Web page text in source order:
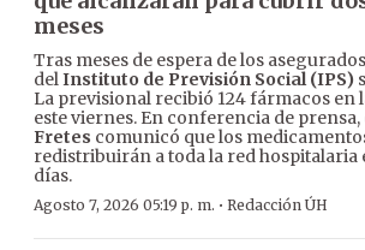
meses
Tras meses de espera de los
delInstituto de Previsión Social (IPS)
La previsional recibió 124 fármacos en
este viernes. En conferencia de prensa,
Fretes comunicó que los
redistribuirán a toda la red hospitalaria
días.
Agosto 7, 2026 05:19 p. m. · Redacción ÚH